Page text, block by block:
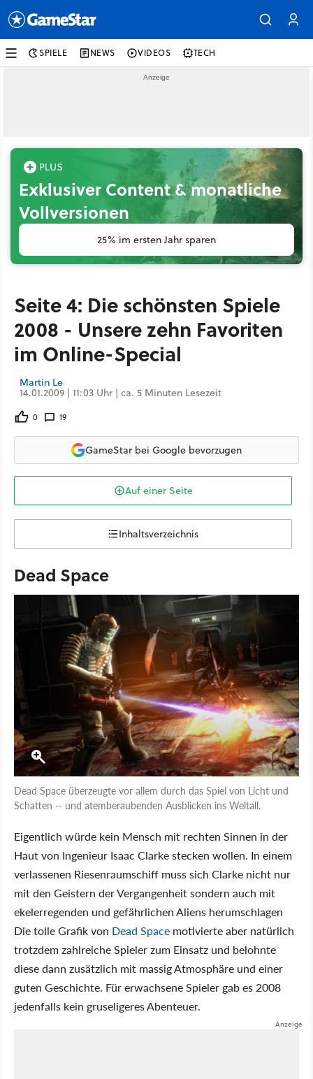
SPIELE NEWS VIDEOS TECH
Exklusiver Content & monatliche
Vollversionen
25% im ersten Jahr sparen
Seite 4: Die schönsten Spiele
2008 - Unsere zehn Favoriten
im Online-Special
Martin Le
14.01.2009 | 11:03 Uhr | ca. 5 Minuten Lesezeit
0 19
GameStar bei Google bevorzugen
Auf einer Seite
Inhaltsverzeichnis
Dead Space
Dead Space überzeugte vor allem durch das Spiel von Licht und
Schatten -- und atemberaubenden Ausblicken ins Weltall.
Eigentlich würde kein Mensch mit rechten Sinnen in der
Haut von Ingenieur Isaac Clarke stecken wollen. In einem
verlassenen Riesenraumschiff muss sich Clarke nicht nur
mit den Geistern der Vergangenheit sondern auch mit
ekelerregenden und gefährlichen Aliens herumschlagen
Die tolle Grafik von Dead Space motivierte aber natürlich
trotzdem zahlreiche Spieler zum Einsatz und belohnte
diese dann zusätzlich mit massig Atmosphäre und einer
guten Geschichte. Für erwachsene Spieler gab es 2008
jedenfalls kein gruseligeres Abenteuer.